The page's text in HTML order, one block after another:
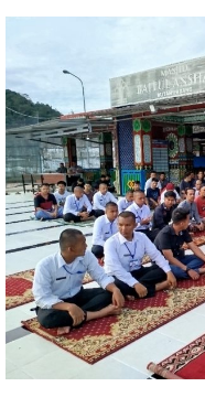
g
a
B
i
n
a
a
n
,
R
u
t
a
n
P
a
d